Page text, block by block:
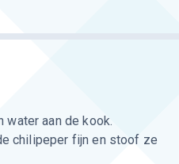
water aan de kook.
chilipeper fijn en stoof ze